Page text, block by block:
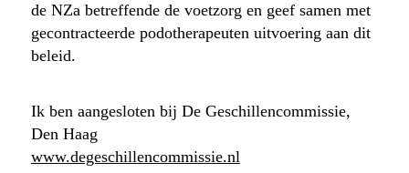
de NZa betreffende de voetzorg en geef samen met
gecontracteerde podotherapeuten uitvoering aan dit
beleid.
Ik ben aangesloten bij De Geschillencommissie,
Den Haag
www.degeschillencommissie.nl